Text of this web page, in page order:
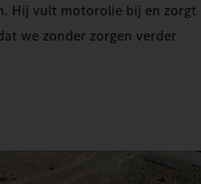
Hij vult motorolie bij en zorgt
we zonder zorgen verder